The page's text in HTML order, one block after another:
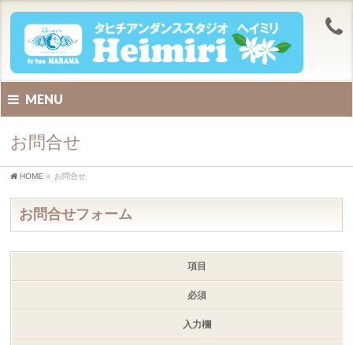
MENU
お問合せ
HOME » お問合せ
お問合せフォーム
項目
必須
入力欄